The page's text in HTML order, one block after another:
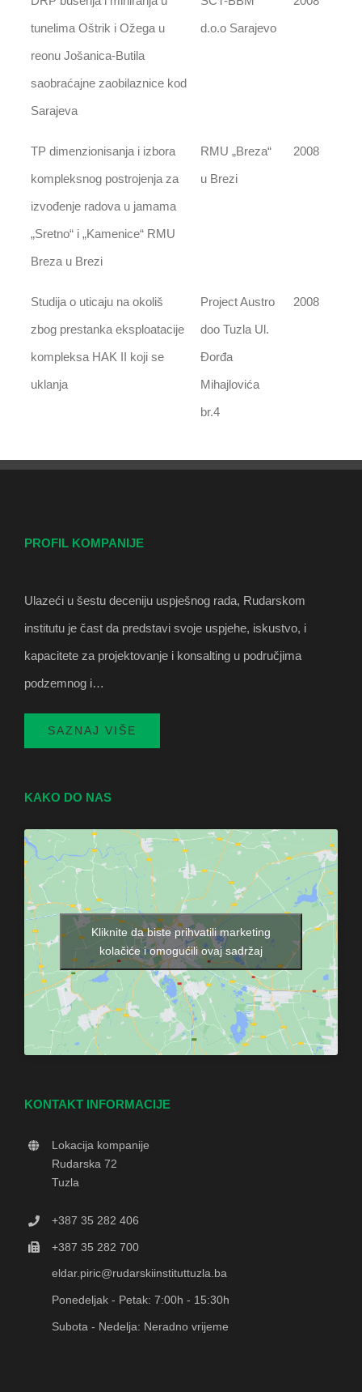
tunelima Oštrik i Ožega u
reonu Jošanica-Butila
saobraćajne zaobilaznice kod
Sarajeva
d.o.o Sarajevo
TP dimenzionisanja i izbora
kompleksnog postrojenja za
izvođenje radova u jamama
„Sretno“ i „Kamenice“ RMU
Breza u Brezi
RMU „Breza“
u Brezi
2008
Studija o uticaju na okoliš
zbog prestanka eksploatacije
kompleksa HAK II koji se
uklanja
Project Austro
doo Tuzla Ul.
Đorđa
Mihajlovića
br.4
2008
PROFIL KOMPANIJE
Ulazeći u šestu deceniju uspješnog rada, Rudarskom
institutu je čast da predstavi svoje uspjehe, iskustvo, i
kapacitete za projektovanje i konsalting u područjima
podzemnog i…
SAZNAJ VIŠE
KAKO DO NAS
Kliknite da biste prihvatili marketing
kolačiće i omogućili ovaj sadržaj
KONTAKT INFORMACIJE
Lokacija kompanije
Rudarska 72
Tuzla
+387 35 282 406
+387 35 282 700
eldar.piric@rudarskiinstituttuzla.ba
Ponedeljak - Petak: 7:00h - 15:30h
Subota - Nedelja: Neradno vrijeme